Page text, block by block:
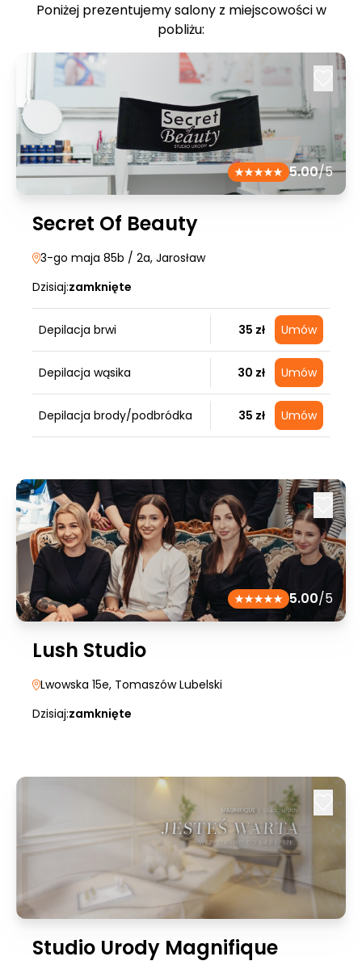
Poniżej prezentujemy salony z miejscowości w
pobliżu:
5.00/5
Secret Of Beauty
3-go maja 85b / 2a, Jarosław
Dzisiaj:zamknięte
Depilacja brwi 35 zł Umów
Depilacja wąsika 30 zł Umów
Depilacja brody/podbródka 35 zł Umów
5.00/5
Lush Studio
Lwowska 15e, Tomaszów Lubelski
Dzisiaj:zamknięte
Studio Urody Magnifique